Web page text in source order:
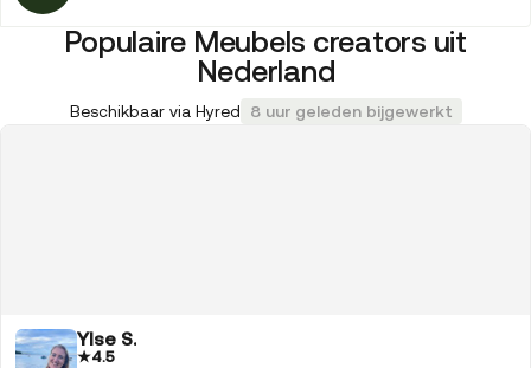
Populaire Meubels creators uit
Nederland
Beschikbaar via Hyred 8 uur geleden bijgewerkt
Ylse S.
★4.5